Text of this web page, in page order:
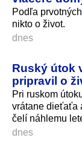
Podľa
nikto o život.
dnes
Ruský útok
pripravil o
Pri ruskom
vrátane dieťaťa
čelí náhlemu
dnes